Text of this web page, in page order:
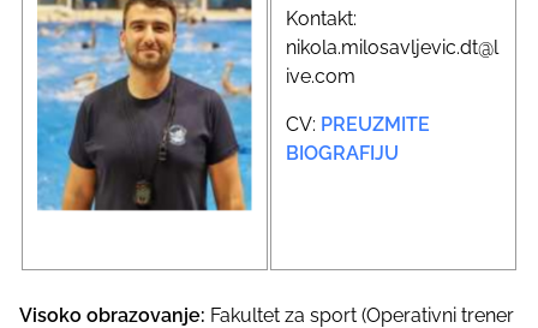
Kontakt:
nikola.milosavljevic.dt@l
ive.com
CV: PREUZMITE
BIOGRAFIJU
Visoko obrazovanje: Fakultet za sport (Operativni trener